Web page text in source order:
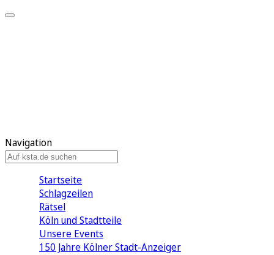
Navigation
Startseite
Schlagzeilen
Rätsel
Köln und Stadtteile
Unsere Events
150 Jahre Kölner Stadt-Anzeiger